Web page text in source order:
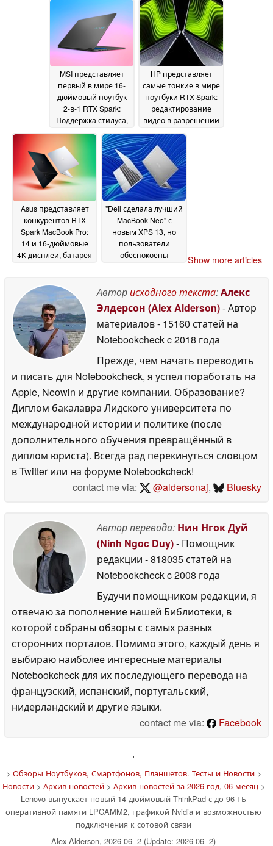
нит 02 June 2026
Panther Lake02 June
2026
MSI представляет
первый в мире 16-
дюймовый ноутбук
2-в-1 RTX Spark:
Поддержка стилуса,
емкостью 99,9 Втч02
June 2026
HP представляет
самые тонкие в мире
ноутбуки RTX Spark:
редактирование
видео в разрешении
батарея на весь
день01 June 2026
Asus представляет
конкурентов RTX
Spark MacBook Pro:
14 и 16-дюймовые
4K-дисплеи, батарея
"Dell сделала лучший
MacBook Neo" с
новым XPS 13, но
пользователи
обеспокоены
Show more articles
Авторисходного текста:Алекс
Элдерсон (Alex Alderson)- Автор
материалов- 15160 статей на
Notebookcheckc 2018 года
Прежде, чем начать переводить
и писать для Notebookcheck, я успел поработать на
Apple, Neowin и другие компании. Образование?
Диплом бакалавра Лидского университета по
международной истории и политике (после
дополнительного обучения превращённый в
диплом юриста). Всегда рад перекинуться словцом
в Twitter или на форуме Notebookcheck!
contact me via:
@aldersonaj, Bluesky
Автор перевода: Нин Нгок Дуй
(Ninh Ngoc Duy)- Помощник
редакции - 818035 статей на
Notebookcheckc 2008 года
Будучи помощником редакции, я
отвечаю за пополнение нашей Библиотеки, в
которой собраны обзоры с самых разных
сторонних порталов. Помимо этого, каждый день я
выбираю наиболее интересные материалы
Notebookcheck для их последующего перевода на
французский, испанский, португальский,
нидерландский и другие языки.
contact me via:
Facebook
'
> Обзоры Ноутбуков, Смартфонов, Планшетов. Тесты и Новости>
Новости> Архив новостей> Архив новостей за 2026 год, 06 месяц >
Lenovo выпускает новый 14-дюймовый ThinkPad с до 96 ГБ
оперативной памяти LPCAMM2, графикой Nvidia и возможностью
подключения к сотовой связи
Alex Alderson, 2026-06- 2 (Update: 2026-06- 2)